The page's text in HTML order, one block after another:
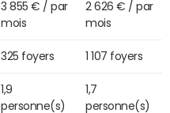
3 855 € / par
mois
2 626 € / par
mois
325 foyers 1 107 foyers
1,9
personne(s)
1,7
personne(s)